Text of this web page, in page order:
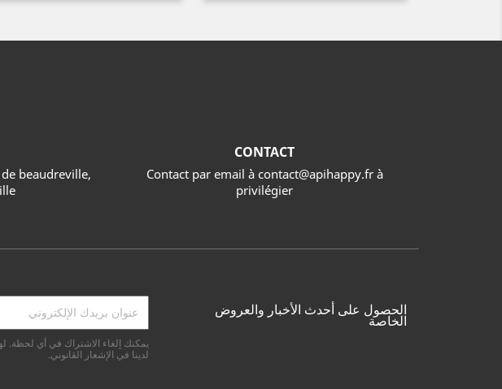
CONTACT
Contact par email à contact@apihappy.fr à
privilégier
beaudreville,
الحصول على أحدث الأخبار والعروض
الخاصة
يمكنك إلغاء الاشتراك في أي لحظة.
لدينا في الإشعار القانوني.